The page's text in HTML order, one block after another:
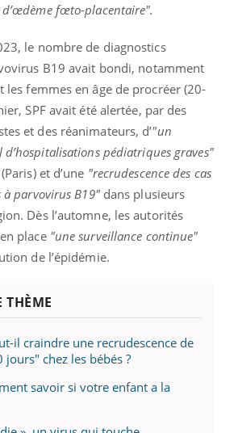
d’œdème fœto-placentaire".
le nombre de diagnostics
B19 avait bondi, notamment
les femmes en âge de procréer (20-
SPF avait été alertée, par des
et des réanimateurs, d’"un
pédiatriques graves"
et d’une "recrudescence des cas
à parvovirus B19"dans plusieurs
Dès l’automne, les autorités
place "une surveillance continue"
de l’épidémie.
THÈME
il craindre une recrudescence de
chez les bébés ?
savoir si votre enfant a la